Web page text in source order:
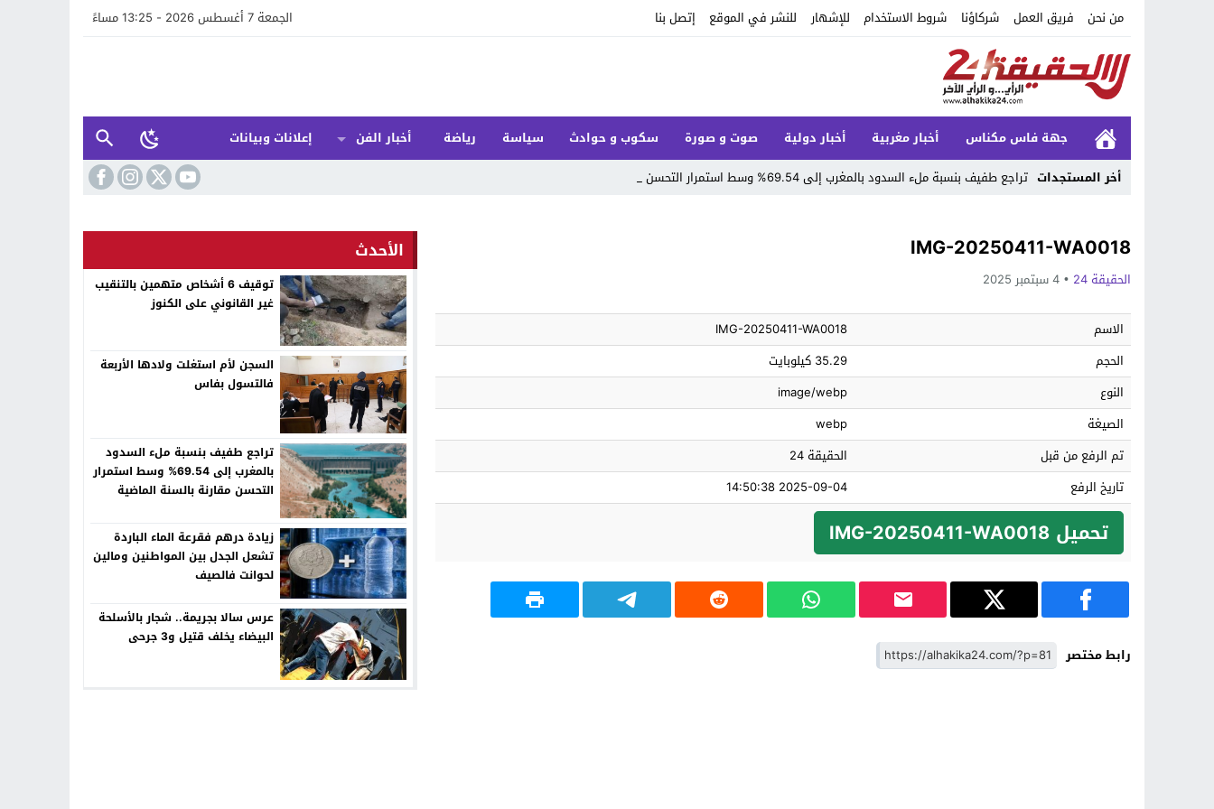
من نحن فريق العمل شركاؤنا شروط الاستخدام للإشهار للنشر في الموقع إتصل بنا الجمعة 7 أغسطس 2026 - 13:25 مساءً
جهة فاس مكناس أخبار مغربية أخبار دولية صوت و صورة سكوب و حوادث سياسة رياضة أخبار الفن
إعلانات وبيانات
أخر المستجدات تراجع طفيف بنسبة ملء السدود بالمغرب إلى 69.54% وسط استمرار التحسن مقار_
Previous
Next
IMG-20250411-WA0018
الحقيقة 24 4 سبتمبر 2025
الاسم
IMG-20250411-WA0018
الحجم
35.29 كيلوبايت
النوع
image/webp
الصيغة
webp
تم الرفع من قبل
الحقيقة 24
تاريخ الرفع
2025-09-04 14:50:38
تحميل IMG-20250411-WA0018
رابط مختصر
الأحدث
توقيف 6 أشخاص متهمين بالتنقيب
غير القانوني على الكنوز
السجن لأم استغلت ولادها الأربعة
فالتسول بفاس
تراجع طفيف بنسبة ملء السدود
بالمغرب إلى 69.54% وسط استمرار
التحسن مقارنة بالسنة الماضية
زيادة درهم فقرعة الماء الباردة
تشعل الجدل بين المواطنين ومالين
لحوانت فالصيف
عرس سالا بجريمة.. شجار بالأسلحة
البيضاء يخلف قتيل و3 جرحى